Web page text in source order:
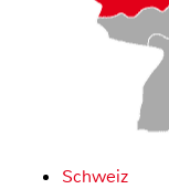
Schweiz